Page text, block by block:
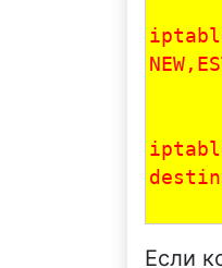
Если